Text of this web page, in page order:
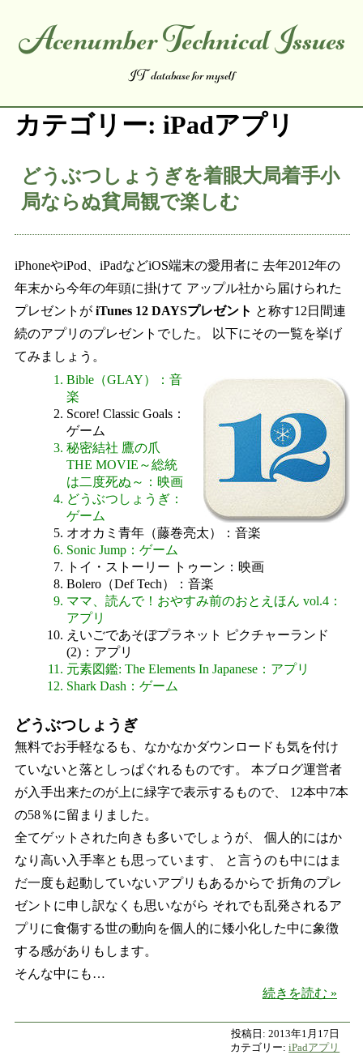
Acenumber Technical Issues
IT database for myself
カテゴリー: iPadアプリ
どうぶつしょうぎを着眼大局着手小
局ならぬ貧局観で楽しむ
iPhoneやiPod、iPadなどiOS端末の愛用者に 去年2012年の
年末から今年の年頭に掛けて アップル社から届けられた
プレゼントが iTunes 12 DAYSプレゼント と称す12日間連
続のアプリのプレゼントでした。 以下にその一覧を挙げ
てみましょう。
Bible（GLAY）：音
楽
Score! Classic Goals：
ゲーム
秘密結社 鷹の爪
THE MOVIE～総統
は二度死ぬ～：映画
どうぶつしょうぎ：
ゲーム
オオカミ青年（藤巻亮太）：音楽
Sonic Jump：ゲーム
トイ・ストーリー トゥーン：映画
Bolero（Def Tech）：音楽
ママ、読んで！おやすみ前のおとえほん vol.4：
アプリ
えいごであそぼプラネット ピクチャーランド
(2)：アプリ
元素図鑑: The Elements In Japanese：アプリ
Shark Dash：ゲーム
どうぶつしょうぎ
無料でお手軽なるも、なかなかダウンロードも気を付け
ていないと落としっぱぐれるものです。 本ブログ運営者
が入手出来たのが上に緑字で表示するもので、 12本中7本
の58％に留まりました。
全てゲットされた向きも多いでしょうが、 個人的にはか
なり高い入手率とも思っています、 と言うのも中にはま
だ一度も起動していないアプリもあるからで 折角のプレ
ゼントに申し訳なくも思いながら それでも乱発されるア
プリに食傷する世の動向を個人的に矮小化した中に象徴
する感がありもします。
そんな中にも…
続きを読む どう
投稿日:2013年1月17日
カテゴリー:iPadアプリ